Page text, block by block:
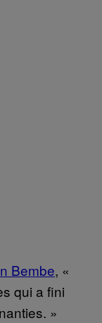
Bembe, «
qui a fini
»